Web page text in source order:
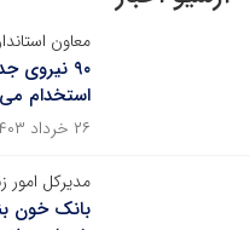
معاون
۹۰ نیروی
استخدام
۲۶ خرداد ۱۴۰۳
مدیرکل امور
بانک خون